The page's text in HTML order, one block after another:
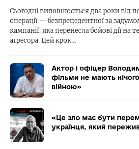
Сьогодні виповнюється два роки від
операції — безпрецедентної за
кампанії, яка перенесла бойові дії на
агресора. Цей крок…
Актор і офіцер
фільми не мають нічого
війною»
«Це зло має бути
українця, який